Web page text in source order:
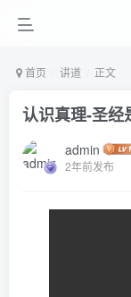
首页 讲道 正文
认识真理-圣经
admin
2年前发布